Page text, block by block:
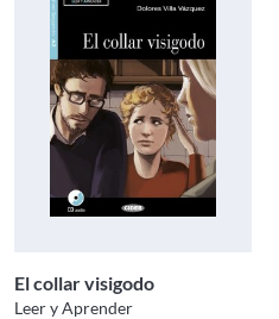
El collar visigodo
Leer y Aprender